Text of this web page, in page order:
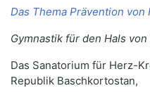
Das Thema Prävention
Gymnastik für den Hals
Das Sanatorium für Herz-
Republik Baschkortostan,